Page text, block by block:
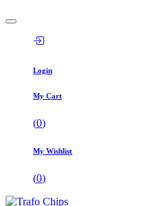
Login
My Cart
(0)
My Wishlist
(0)